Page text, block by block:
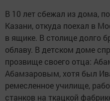
В 10 лет сбежал из дома,
Казани, откуда поехал в
в ящике. В столице долго
облаву. В детском доме
прозвище своего отца:
Абамзаровым, хотя был
ремесленное училище,
станков на ткацкой